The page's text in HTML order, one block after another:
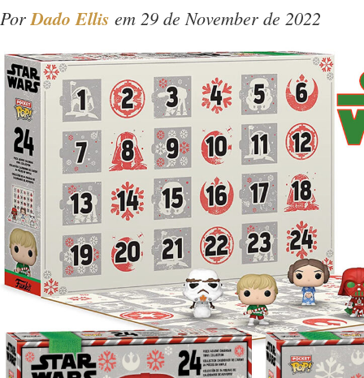
Por Dado Ellis em 29 de November de 2022